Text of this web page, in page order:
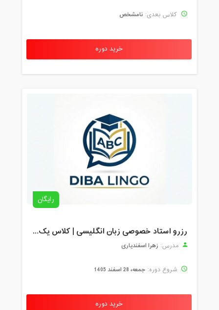
کلاس بعدی: نامشخص
خرید دوره
رایگان
رزرو استاد خصوصی زبان انگلیسی | کلاس یک‌نفره با زهرا اسفندیاری + مشاوره رایگان
مدرس: زهرا اسفندیاری
شروع دوره: جمعه، 28 اسفند 1405
خرید دوره